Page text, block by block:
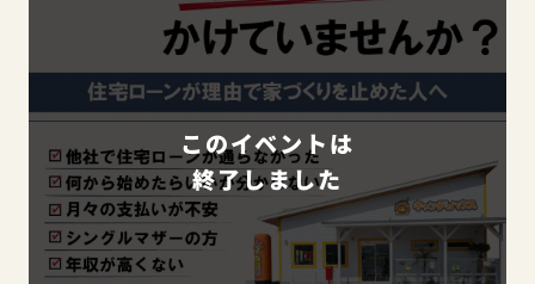
このイベントは
終了しました